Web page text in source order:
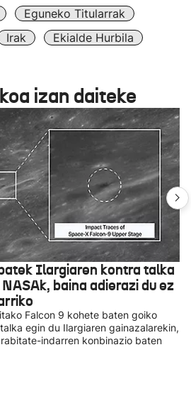
Eguneko Titularrak
Irak Ekialde Hurbila
izan daiteke
Ilargiaren kontra talka
baina adierazi du ez
Falcon 9 kohete baten goiko
egin du Ilargiaren gainazalarekin,
indarren konbinazio baten